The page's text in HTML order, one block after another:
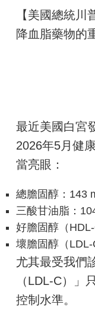
【美國總統
降血脂藥物的
最近美國白宮
2026年5月健
當亮眼：
總膽固醇：143
三酸甘油脂：
好膽固醇（
壞膽固醇（
尤其最受我們
（LDL-C）」
控制水準。